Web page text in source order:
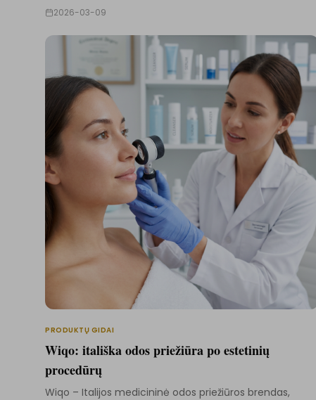
2026-03-09
PRODUKTŲ GIDAI
Wiqo: itališka odos priežiūra po estetinių
procedūrų
Wiqo – Italijos medicininė odos priežiūros brendas,